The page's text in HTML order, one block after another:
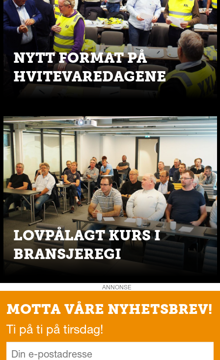
NYTT FORMAT PÅ
HVITEVAREDAGENE
LOVPÅLAGT KURS I
BRANSJEREGI
ANNONSE
MOTTA VÅRE NYHETSBREV!
Ti på ti på tirsdag!